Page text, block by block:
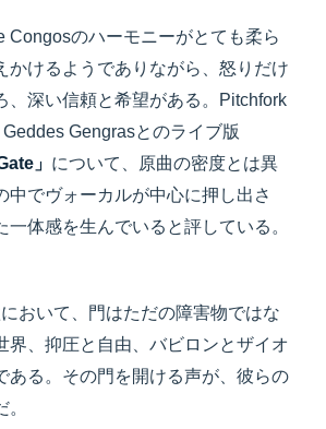
Congosのハーモニーがとても柔ら
かけるようでありながら、怒りだけ
、深い信頼と希望がある。Pitchfork
Gengrasとのライブ版
」 について、原曲の密度とは異
中でヴォーカルが中心に押し出さ
一体感を生んでいると評している。
おいて、門はただの障害物ではな
界、抑圧と自由、バビロンとザイオ
ある。その門を開ける声が、彼らの